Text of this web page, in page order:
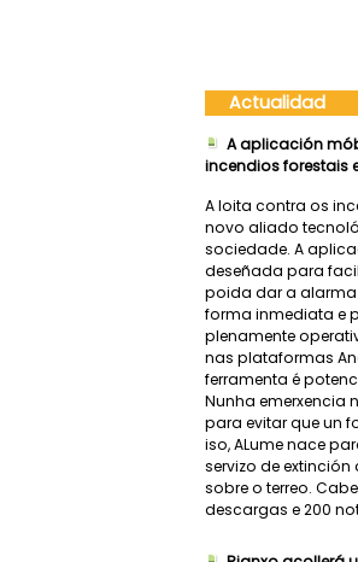
Actualidad
A aplicación
incendios forestais
A loita contra os
novo aliado
sociedade. A
deseñada para
poida dar a alarma
forma inmediata e
plenamente
nas plataformas
ferramenta é
Nunha emerxencia
para evitar que un
iso, ALume nace
servizo de
sobre o terreo.
descargas e 200